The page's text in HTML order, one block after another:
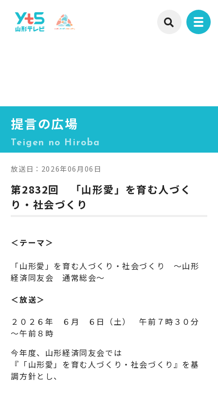
提言の広場
Teigen no Hiroba
放送日：2026年06月06日
第2832回 「山形愛」を育む人づく
り・社会づくり
＜テーマ＞
「山形愛」を育む人づくり・社会づくり ～山形
経済同友会 通常総会～
＜放送＞
２０２６年 ６月 ６日（土） 午前７時３０分
～午前８時
今年度、山形経済同友会では
『「山形愛」を育む人づくり・社会づくり』を基
調方針とし、